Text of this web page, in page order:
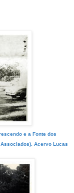
e a Fonte dos
Acervo Lucas